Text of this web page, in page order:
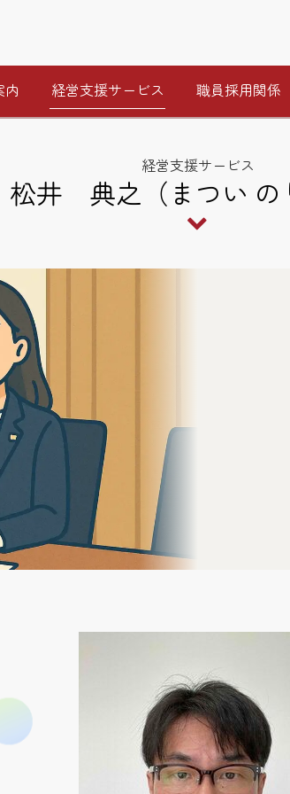
内 経営支援サービス 職員採用関係
経営支援サービス
松井 典之（まつい の